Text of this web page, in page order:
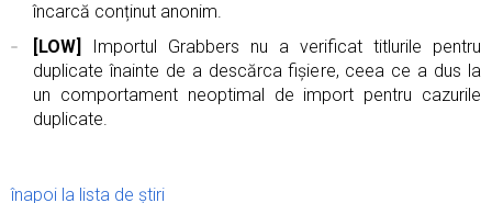
încarcă conținut anonim.
[LOW]
Importul Grabbers nu a verificat titlurile pentru
duplicate înainte de a descărca fișiere, ceea ce a dus la
un comportament neoptimal de import pentru cazurile
duplicate.
înapoi la lista de știri